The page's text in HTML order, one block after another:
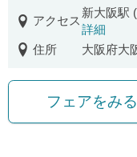
アクセス
新大阪駅
詳細
住所
大阪府大
フェアをみる